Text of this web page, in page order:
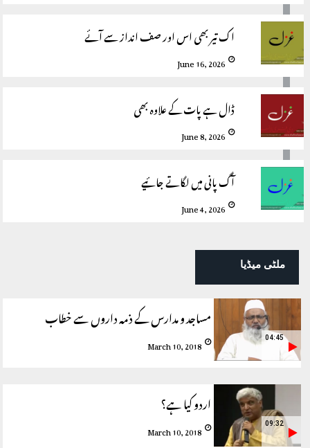
اک تیر بھی اس اور صف انداز سے آئے
June 16, 2026
ڈال ہے پات کے علاوہ بھی
June 8, 2026
آگ پانی میں لگاتے جائیے
June 4, 2026
ملٹی میڈیا
مساجد و مدارس کے ذمہ داروں سے خطاب
March 10, 2018 04:45
اردو کیا ہے؟
March 10, 2018 09:32